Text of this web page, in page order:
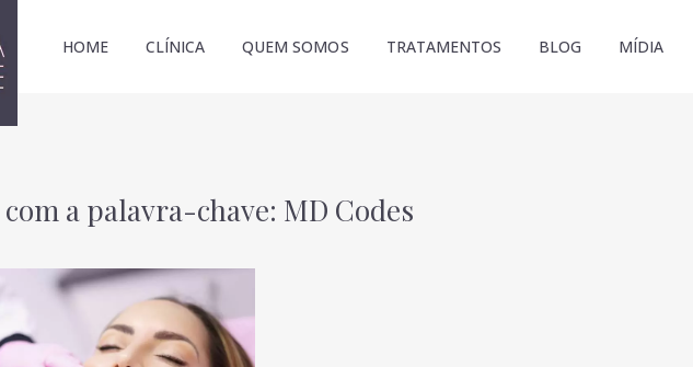
HOME CLÍNICA QUEM SOMOS TRATAMENTOS BLOG MÍDIA
a palavra-chave: MD Codes